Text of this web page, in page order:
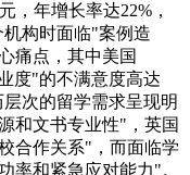
，年增长率达22%，
构时面临"案例造
痛点，其中美国
度"的不满意度高达
次的留学需求呈现明
和文书专业性"，英国
合作关系"，而面临学
率和紧急应对能力"。